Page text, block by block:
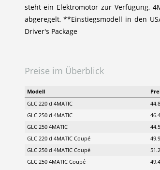
steht ein Elektromotor zur Verfügung,
abgeregelt, **Einstiegsmodell in den
Driver's Package
Preise im Überblick
Modell
GLC 220 d 4MATIC
GLC 250 d 4MATIC
GLC 250 4MATIC
GLC 220 d 4MATIC Coupé
GLC 250 d 4MATIC Coupé
GLC 250 4MATIC Coupé